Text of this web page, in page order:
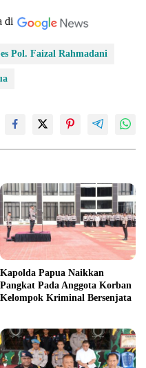
di
Pol. Faizal Rahmadani
Kapolda Papua Naikkan
Pangkat Pada Anggota Korban
Kelompok Kriminal Bersenjata